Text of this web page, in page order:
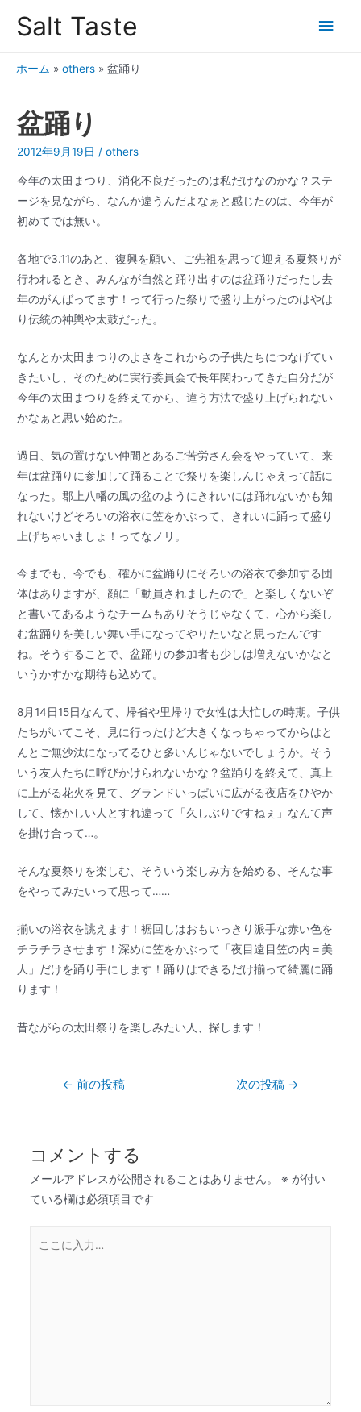
Salt Taste
ホーム » others » 盆踊り
盆踊り
2012年9月19日 /others
今年の太田まつり、消化不良だったのは私だけなのかな？ステ
ージを見ながら、なんか違うんだよなぁと感じたのは、今年が
初めてでは無い。
各地で3.11のあと、復興を願い、ご先祖を思って迎える夏祭りが
行われるとき、みんなが自然と踊り出すのは盆踊りだったし去
年のがんばってます！って行った祭りで盛り上がったのはやは
り伝統の神輿や太鼓だった。
なんとか太田まつりのよさをこれからの子供たちにつなげてい
きたいし、そのために実行委員会で長年関わってきた自分だが
今年の太田まつりを終えてから、違う方法で盛り上げられない
かなぁと思い始めた。
過日、気の置けない仲間とあるご苦労さん会をやっていて、来
年は盆踊りに参加して踊ることで祭りを楽しんじゃえって話に
なった。郡上八幡の風の盆のようにきれいには踊れないかも知
れないけどそろいの浴衣に笠をかぶって、きれいに踊って盛り
上げちゃいましょ！ってなノリ。
今までも、今でも、確かに盆踊りにそろいの浴衣で参加する団
体はありますが、顔に「動員されましたので」と楽しくないぞ
と書いてあるようなチームもありそうじゃなくて、心から楽し
む盆踊りを美しい舞い手になってやりたいなと思ったんです
ね。そうすることで、盆踊りの参加者も少しは増えないかなと
いうかすかな期待も込めて。
8月14日15日なんて、帰省や里帰りで女性は大忙しの時期。子供
たちがいてこそ、見に行ったけど大きくなっちゃってからはと
んとご無沙汰になってるひと多いんじゃないでしょうか。そう
いう友人たちに呼びかけられないかな？盆踊りを終えて、真上
に上がる花火を見て、グランドいっぱいに広がる夜店をひやか
して、懐かしい人とすれ違って「久しぶりですねぇ」なんて声
を掛け合って…。
そんな夏祭りを楽しむ、そういう楽しみ方を始める、そんな事
をやってみたいって思って……
揃いの浴衣を誂えます！裾回しはおもいっきり派手な赤い色を
チラチラさせます！深めに笠をかぶって「夜目遠目笠の内＝美
人」だけを踊り手にします！踊りはできるだけ揃って綺麗に踊
ります！
昔ながらの太田祭りを楽しみたい人、探します！
← 前の投稿 次の投稿 →
コメントする
メールアドレスが公開されることはありません。 ※ が付い
ている欄は必須項目です